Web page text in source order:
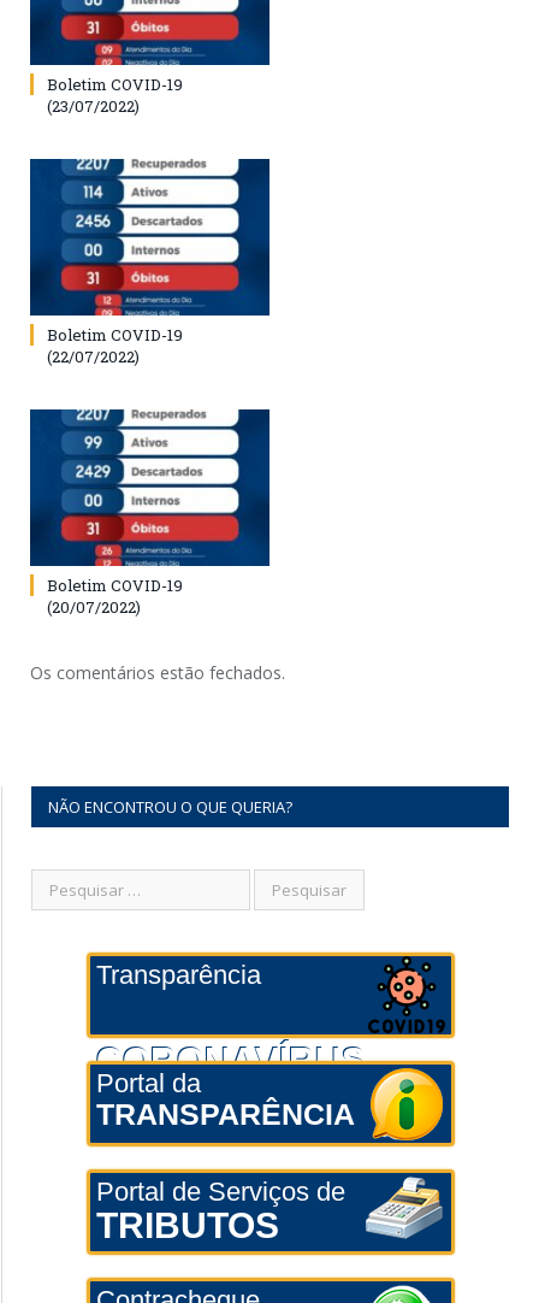
Boletim COVID-19
(23/07/2022)
Boletim COVID-19
(22/07/2022)
Boletim COVID-19
(20/07/2022)
Os comentários estão fechados.
NÃO ENCONTROU O QUE QUERIA?
Transparência
CORONAVÍRUS
Portal da
TRANSPARÊNCIA
Portal de Serviços de
TRIBUTOS